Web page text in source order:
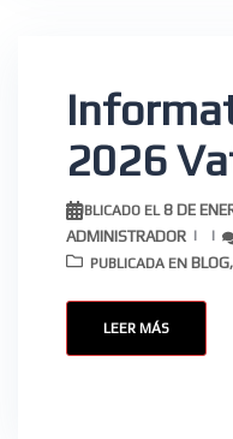
2026
PUBLICADO EL8 DE
ADMINISTRADOR
PUBLICADA EN BLOG,
LEER MÁS